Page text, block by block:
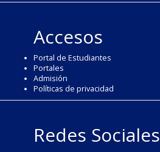
Accesos
Portal de Estudiantes
Portales
Admisión
Políticas de privacidad
Redes Sociales